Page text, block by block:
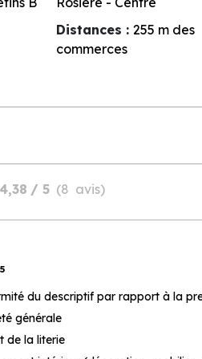
Distances :255 m des
commerces
4,38 / 5 (8 avis)
du descriptif par rapport à la
générale
de la literie